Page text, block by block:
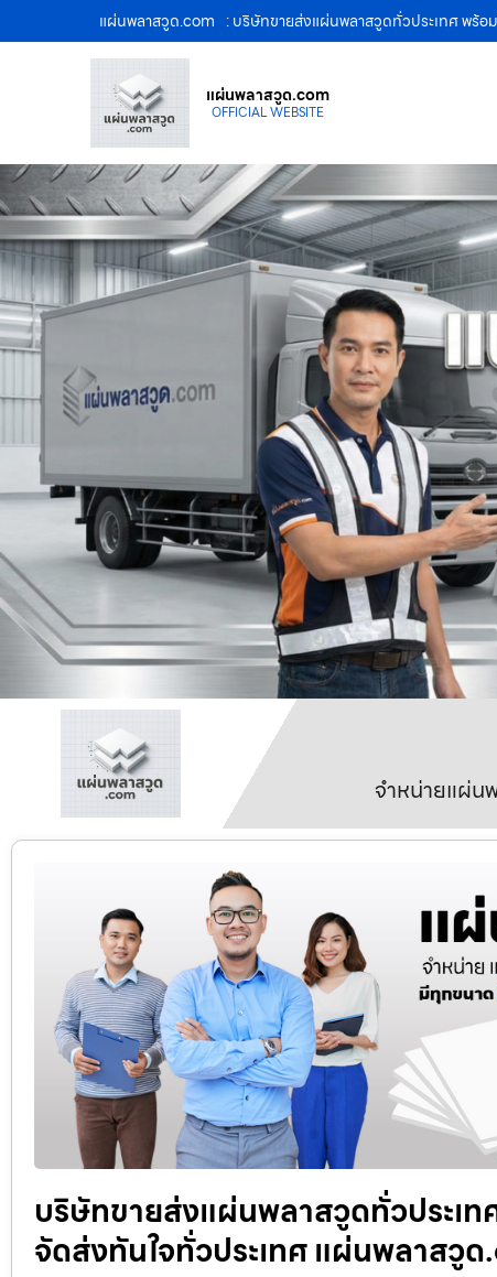
แผ่นพลาสวูด.com : บริษัทขายส่งแผ่นพลาสวูดทั่วประเทศ พร้
แผ่นพลาสวูด.com
OFFICIAL WEBSITE
จำหน่ายแผ่น
บริษัทขายส่งแผ่นพลาสวูดทั่วประเ
จัดส่งทันใจทั่วประเทศ แผ่นพลาสวู